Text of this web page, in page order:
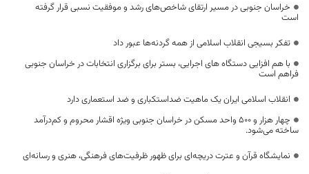
خراسان جنوبی در مسیر ارتقای شاخص‌های رشد و موفقیت نسبی قرار گرفته
است
تفکر بسیجی انقلاب اسلامی از همه گردنه‌ها عبور داد
با هم افزایی دستگاه های اجرایی، بستر برای برگزاری انتخابات در خراسان جنوبی
فراهم است
انقلاب اسلامی ایران یک ماهیت ضداستکباری و ضد استعماری دارد
چهار هزار و ۵۰۰ واحد مسکن در خراسان جنوبی ویژه اقشار محروم و کم‌درآمد
ساخته می‌شود.
نمایشگاه‌ قرآن و عترت دریچه‌ای برای ظهور ظرفیت‌های فرهنگی، هنری و رسانه‌ای